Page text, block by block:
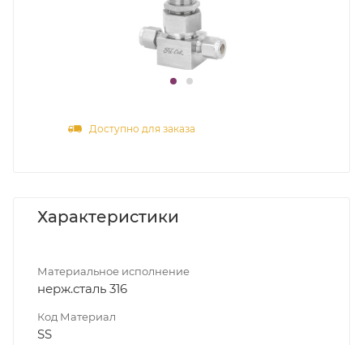
Доступно для заказа
Характеристики
Материальное исполнение
нерж.сталь 316
Код Материал
SS